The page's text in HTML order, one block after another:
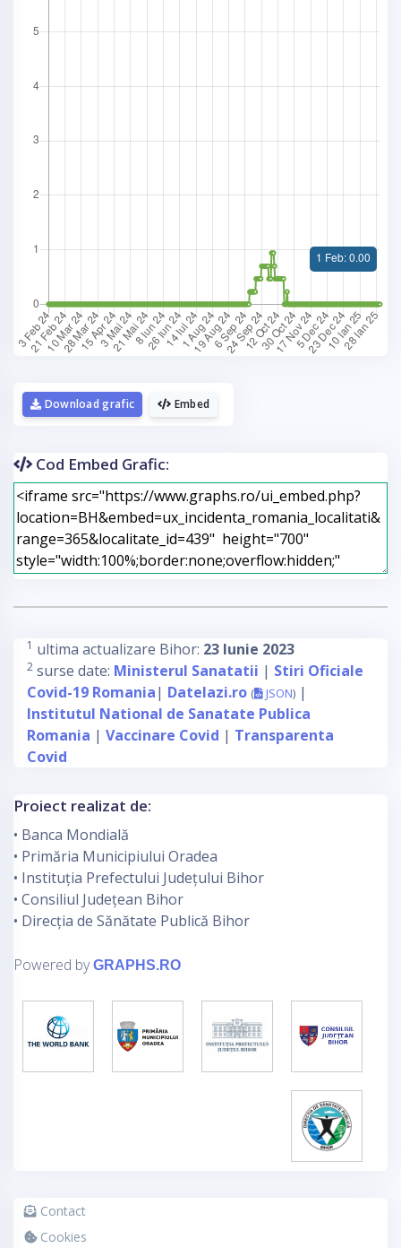
Embed
Download grafic
Cod Embed Grafic:
1 ultima actualizare Bihor: 23 Iunie 2023
2 surse date: Ministerul Sanatatii | Stiri Oficiale
Covid-19 Romania| Datelazi.ro ( JSON) |
Institutul National de Sanatate Publica
Romania | Vaccinare Covid | Transparenta
Covid
Proiect realizat de:
• Banca Mondială
• Primăria Municipiului Oradea
• Instituția Prefectului Județului Bihor
• Consiliul Județean Bihor
• Direcția de Sănătate Publică Bihor
Powered byGRAPHS.RO
Contact
Cookies